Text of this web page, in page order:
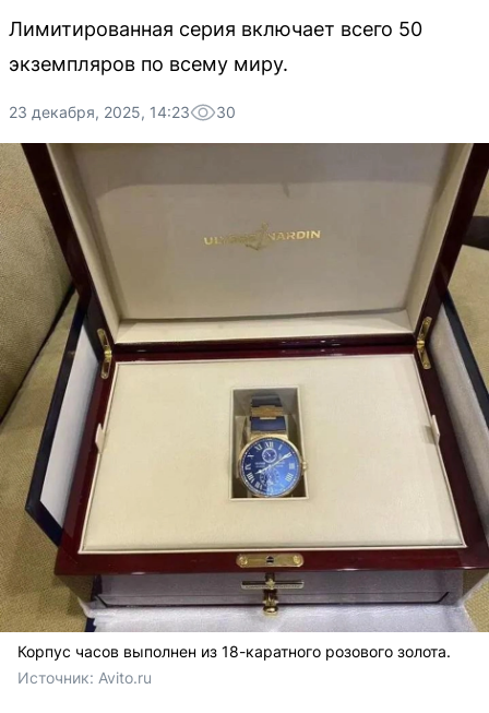
Лимитированная серия включает всего 50
экземпляров по всему миру.
23 декабря, 2025, 14:23 30
Корпус часов выполнен из 18-каратного розового золота.
Источник: Avito.ru